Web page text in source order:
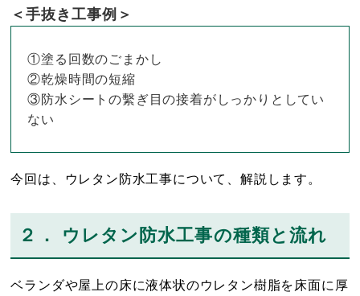
＜手抜き工事例＞
①塗る回数のごまかし
②乾燥時間の短縮
③防水シートの繫ぎ目の接着がしっかりとしてい
ない
今回は、ウレタン防水工事について、解説します。
２． ウレタン防水工事の種類と流れ
ベランダや屋上の床に液体状のウレタン樹脂を床面に厚